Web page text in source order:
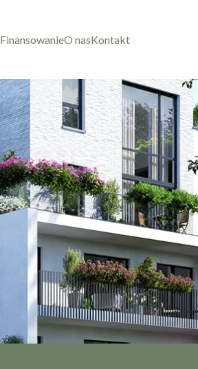
FinansowanieO nasKontakt